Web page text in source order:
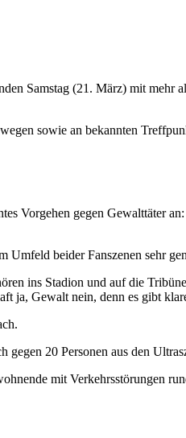
Samstag (21. März) mit mehr
sowie an bekannten
Vorgehen gegen Gewalttäter
Umfeld beider Fanszenen sehr
ins Stadion und auf die
ja, Gewalt nein, denn es gibt
20 Personen aus den
mit Verkehrsstörungen